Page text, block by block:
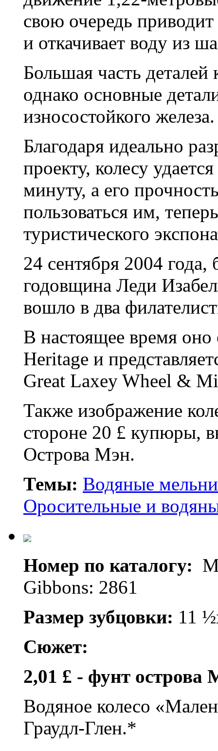
свою очередь
и откачивает воду из
Большая часть деталей
однако основные
износостойкого железа.
Благодаря идеально
проекту, колесу
минуту, а его
пользоваться им,
туристического
24 сентября 2004 года,
годовщина Леди
вошло в два
В настоящее время
Heritage и
Great Laxey Wheel &
Также изображение
стороне 20 £ купюры,
Острова Мэн.
Темы: Водяные
Оросительные и
Номер по каталогу:
Gibbons: 2861
Размер зубцовки: 11
Сюжет:
2,01 £ - фунт острова
Водяное колесо
Граудл-Глен.*